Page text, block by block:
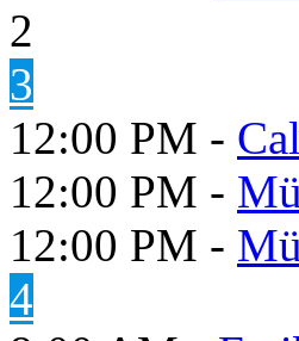
2
3
12:00 PM -
12:00 PM -
12:00 PM -
4